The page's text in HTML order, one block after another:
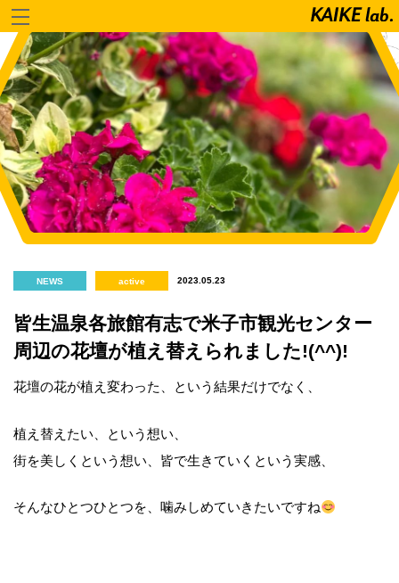
NEWS active 2023.05.23
皆生温泉各旅館有志で米子市観光センター
周辺の花壇が植え替えられました!(^^)!
花壇の花が植え変わった、という結果だけでなく、
植え替えたい、という想い、
街を美しくという想い、皆で生きていくという実感、
そんなひとつひとつを、噛みしめていきたいですね